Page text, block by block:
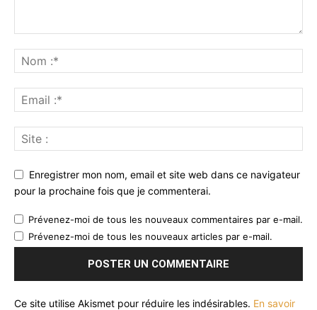
Enregistrer mon nom, email et site web dans ce navigateur
pour la prochaine fois que je commenterai.
Prévenez-moi de tous les nouveaux commentaires par e-mail.
Prévenez-moi de tous les nouveaux articles par e-mail.
Ce site utilise Akismet pour réduire les indésirables. En savoir